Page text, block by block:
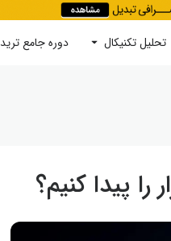
تحلیل تکنیکال دوره‌ جامع ترید
پیدا کنیم؟